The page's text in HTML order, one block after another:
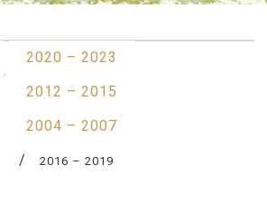
2020 – 2023
2012 – 2015
2004 – 2007
2016 – 2019